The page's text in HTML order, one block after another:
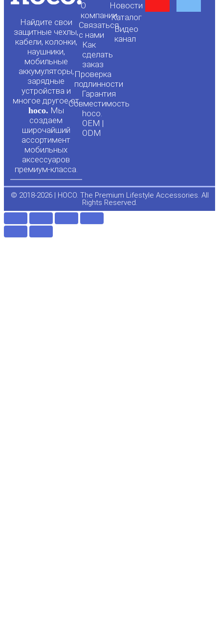
Найдите свои
защитные чехлы,
кабели, колонки,
наушники,
мобильные
аккумуляторы,
зарядные
устройства и
многое другое от
hoco. Мы
создаем
широчайший
ассортимент
мобильных
аксессуаров
премиум-класса.
О
компании
Связаться
с нами
Как
сделать
заказ
Проверка
подлинности
Гарантия
Совместимость
hoco.
OEM |
ODM
Новости
Каталог
Видео
канал
-
f
© 2018-2026 | HOCO. The Premium Lifestyle Accessories. All
Rights Reserved.